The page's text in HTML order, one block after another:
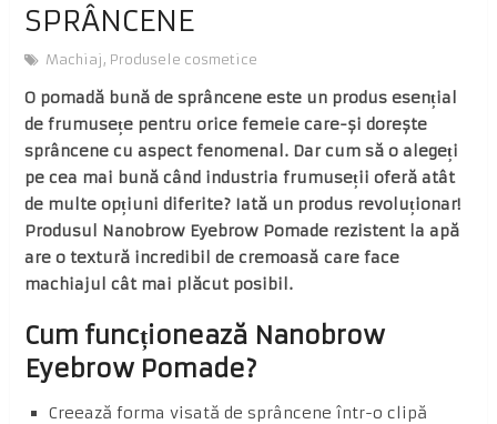
SPRÂNCENE
Machiaj , Produsele cosmetice
O pomadă bună de sprâncene este un produs esențial
de frumusețe pentru orice femeie care-și dorește
sprâncene cu aspect fenomenal. Dar cum să o alegeți
pe cea mai bună când industria frumuseții oferă atât
de multe opțiuni diferite? Iată un produs revoluționar!
Produsul Nanobrow Eyebrow Pomade rezistent la apă
are o textură incredibil de cremoasă care face
machiajul cât mai plăcut posibil.
Cum funcționează Nanobrow
Eyebrow Pomade?
Creează forma visată de sprâncene într-o clipă